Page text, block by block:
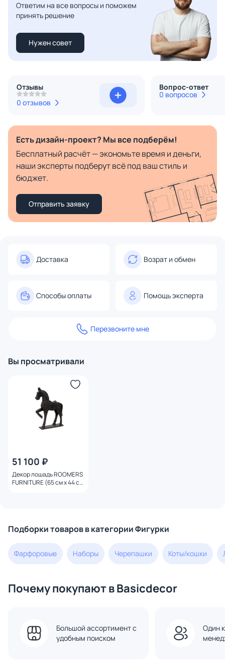
Ответим на все вопросы и поможем
принять решение
Нужен совет
Отзывы
0 отзывов
Вопрос-ответ
0 вопросов
Есть дизайн-проект? Мы все подберём!
Бесплатный расчёт — экономьте время и деньги,
наши эксперты подберут всё под ваш стиль и
бюджет.
Отправить заявку
Доставка Возрат и обмен
Способы оплаты Помощь эксперта
Перезвоните мне
Вы просматривали
51 100 ₽
Декор лошадь ROOMERS
FURNITURE (65 см x 44 см
Подборки товаров в категории Фигурки
Фарфоровые Наборы Черепашки Коты/кошки
Почему покупают в Basicdecor
Большой ассортимент с
удобным поиском
Один